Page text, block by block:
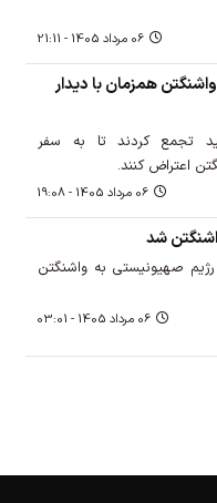
06 مرداد 1405 - 21:11
همزمان با دیدار
تجمع کردند تا به سفر
اعتراض کنند.
06 مرداد 1405 - 19:08
شد
صهیونیستی به واشنگتن
06 مرداد 1405 - 03:01